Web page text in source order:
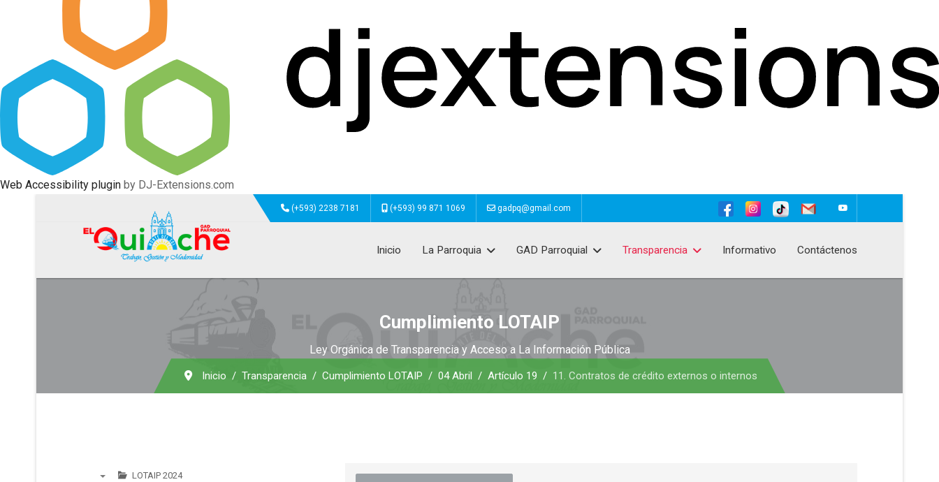
Web Accessibility plugin by DJ-Extensions.com
(+593) 2238 7181 (+593) 99 871 1069 gadpq@gmail.com
Inicio La Parroquia GAD Parroquial Transparencia Informativo Contáctenos
Cumplimiento LOTAIP
Ley Orgánica de Transparencia y Acceso a La Información Pública
Inicio Transparencia Cumplimiento LOTAIP 04 Abril Artículo 19 11. Contratos de crédito externos o internos
LOTAIP 2024